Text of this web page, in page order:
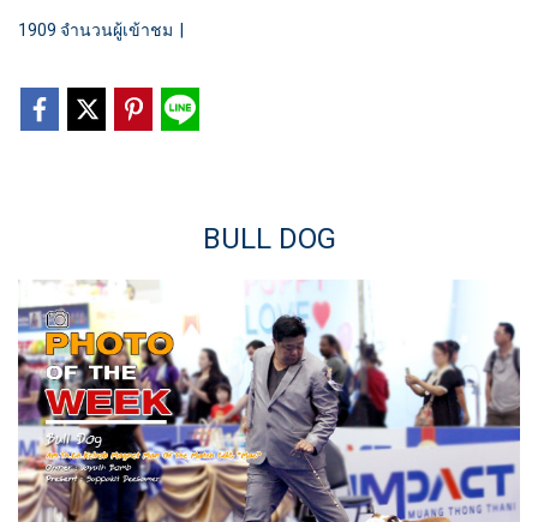
1909 จำนวนผู้เข้าชม
BULL DOG